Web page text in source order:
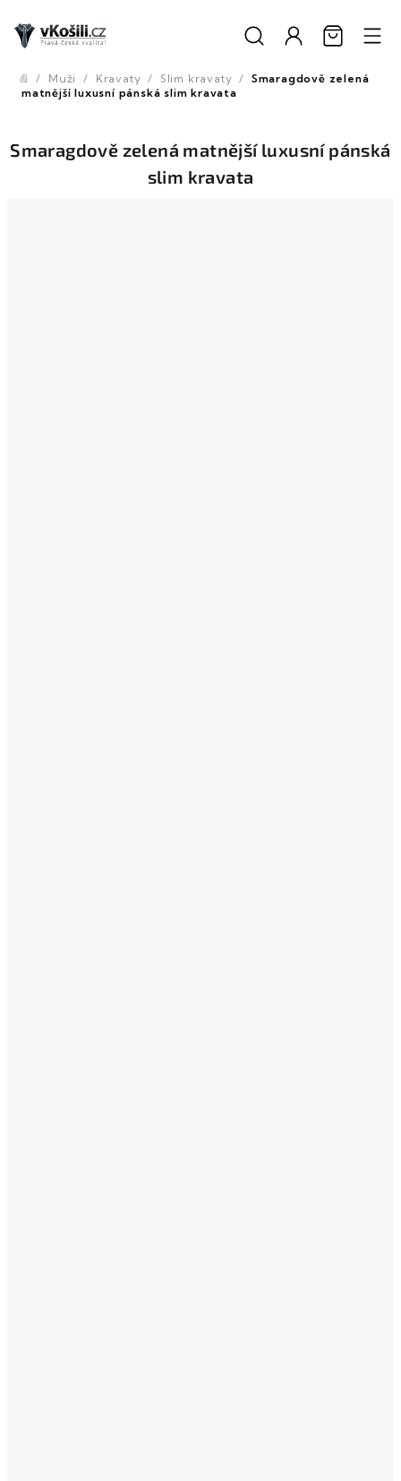
obsah
Domů
/ Muži / Kravaty / Slim kravaty / Smaragdově zelená
matnější luxusní pánská slim kravata
Smaragdově zelená matnější luxusní pánská
slim kravata